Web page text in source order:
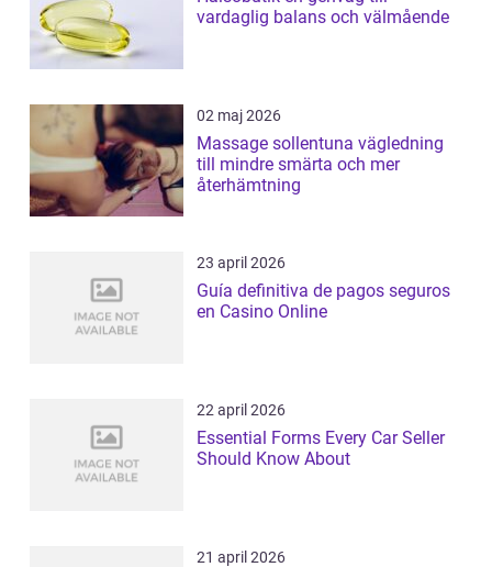
vardaglig balans och välmående
02 maj 2026
Massage sollentuna vägledning
till mindre smärta och mer
återhämtning
23 april 2026
Guía definitiva de pagos seguros
en Casino Online
22 april 2026
Essential Forms Every Car Seller
Should Know About
21 april 2026